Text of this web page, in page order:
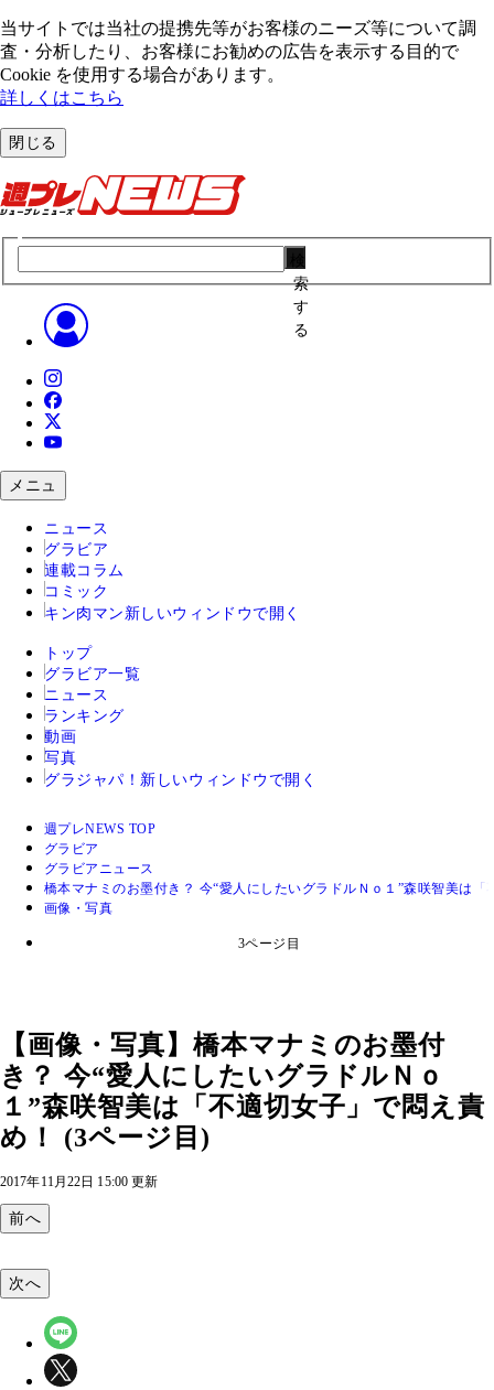
当サイトでは当社の提携先等がお客様のニーズ等について調
査・分析したり、お客様にお勧めの広告を表⽰する⽬的で
Cookie を使⽤する場合があります。
詳しくはこちら
閉じる
索
す
る
メニュ
ニュース
グラビア
連載コラム
コミック
キン肉マン 新しいウィンドウで開く
トップ
グラビア一覧
ニュース
ランキング
動画
写真
グラジャパ！ 新しいウィンドウで開く
週プレNEWS TOP
グラビア
グラビアニュース
橋本マナミのお墨付き？ 今“愛人にしたいグラドルＮｏ１”森咲智美は「
画像・写真
3ページ目
【画像・写真】橋本マナミのお墨付
き？ 今“愛人にしたいグラドルＮｏ
１”森咲智美は「不適切女子」で悶え責
め！ (3ページ目)
2017年11月22日 15:00 更新
前へ
次へ